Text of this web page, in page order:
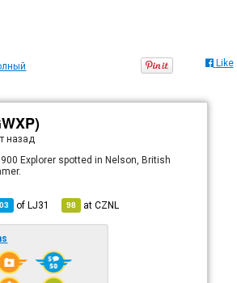
Like
назад
Explorer spotted in Nelson, British
ofLJ31 98 atCZNL